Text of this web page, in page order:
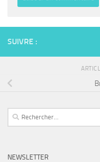
SUIVRE :
Rechercher :
NEWSLETTER